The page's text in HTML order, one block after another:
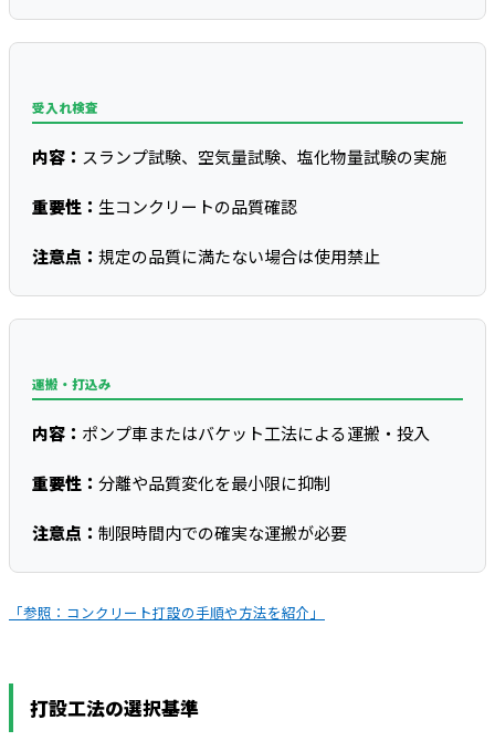
受入れ検査
内容： スランプ試験、空気量試験、塩化物量試験の実施
重要性： 生コンクリートの品質確認
注意点： 規定の品質に満たない場合は使用禁止
運搬・打込み
内容： ポンプ車またはバケット工法による運搬・投入
重要性： 分離や品質変化を最小限に抑制
注意点： 制限時間内での確実な運搬が必要
「参照：コンクリート打設の手順や方法を紹介」
打設工法の選択基準